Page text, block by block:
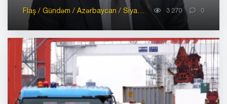
Flaş / Gündəm / Azərbaycan / Siyasət-Region / Siyasət-Azərbaycan / Siyasət-Analitika / İqtisadiyyat-Region / İqtisadiyyat-Azərbaycan / İqtisadiyyat-Analitika 3 270 0